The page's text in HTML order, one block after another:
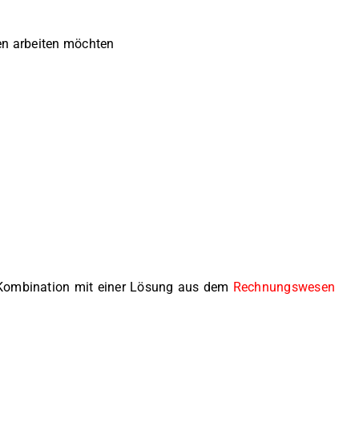
arbeiten möchten
mit einer Lösung aus dem Rechnungswesen